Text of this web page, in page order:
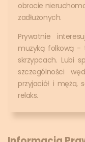
obrocie
zadłużonych.
Prywatnie
muzyką folkową -
skrzypcach. Lubi
szczególności
przyjaciół i męża,
relaks.